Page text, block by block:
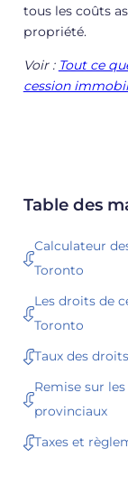
tous les coûts
propriété.
Voir : Tout ce
cession
Table des
Calculateur
Toronto
Les droits de
Toronto
Taux des
Remise sur
provinciaux
Taxes et